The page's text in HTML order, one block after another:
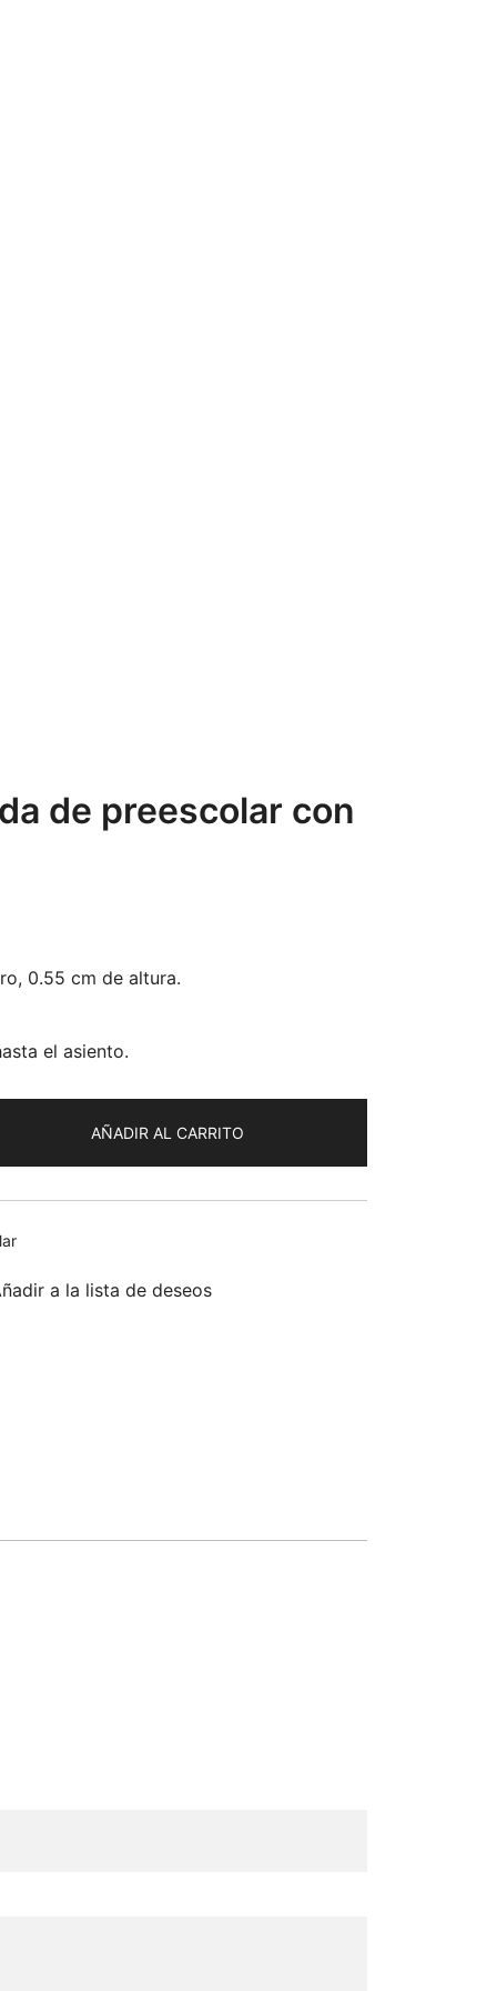
de preescolar con
0.55 cm de altura.
el asiento.
AÑADIR AL CARRITO
a la lista de deseos